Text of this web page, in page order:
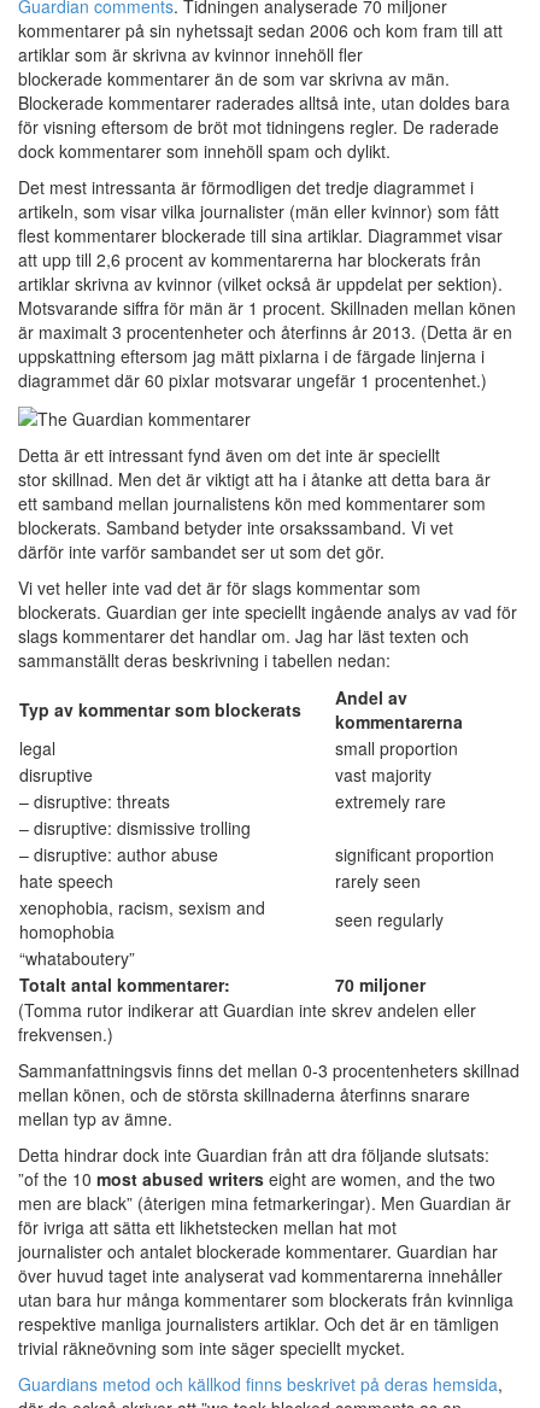
Guardian comments. Tidningen analyserade 70 miljoner
kommentarer på sin nyhetssajt sedan 2006 och kom fram till att
artiklar som är skrivna av kvinnor innehöll fler
blockerade kommentarer än de som var skrivna av män.
Blockerade kommentarer raderades alltså inte, utan doldes bara
för visning eftersom de bröt mot tidningens regler. De raderade
dock kommentarer som innehöll spam och dylikt.
Det mest intressanta är förmodligen det tredje diagrammet i
artikeln, som visar vilka journalister (män eller kvinnor) som fått
flest kommentarer blockerade till sina artiklar. Diagrammet visar
att upp till 2,6 procent av kommentarerna har blockerats från
artiklar skrivna av kvinnor (vilket också är uppdelat per sektion).
Motsvarande siffra för män är 1 procent. Skillnaden mellan könen
är maximalt 3 procentenheter och återfinns år 2013. (Detta är en
uppskattning eftersom jag mätt pixlarna i de färgade linjerna i
diagrammet där 60 pixlar motsvarar ungefär 1 procentenhet.)
Detta är ett intressant fynd även om det inte är speciellt
stor skillnad. Men det är viktigt att ha i åtanke att detta bara är
ett samband mellan journalistens kön med kommentarer som
blockerats. Samband betyder inte orsakssamband. Vi vet
därför inte varför sambandet ser ut som det gör.
Vi vet heller inte vad det är för slags kommentar som
blockerats. Guardian ger inte speciellt ingående analys av vad för
slags kommentarer det handlar om. Jag har läst texten och
sammanställt deras beskrivning i tabellen nedan:
Typ av kommentar som blockerats
Andel av
kommentarerna
legal
small proportion
disruptive
vast majority
– disruptive: threats
extremely rare
– disruptive: dismissive trolling
– disruptive: author abuse
significant proportion
hate speech
rarely seen
xenophobia, racism, sexism and
homophobia
seen regularly
“whataboutery”
Totalt antal kommentarer:
70 miljoner
(Tomma rutor indikerar att Guardian inte skrev andelen eller
frekvensen.)
Sammanfattningsvis finns det mellan 0-3 procentenheters skillnad
mellan könen, och de största skillnaderna återfinns snarare
mellan typ av ämne.
Detta hindrar dock inte Guardian från att dra följande slutsats:
”of the 10 most abused writers eight are women, and the two
men are black” (återigen mina fetmarkeringar). Men Guardian är
för ivriga att sätta ett likhetstecken mellan hat mot
journalister och antalet blockerade kommentarer. Guardian har
över huvud taget inte analyserat vad kommentarerna innehåller
utan bara hur många kommentarer som blockerats från kvinnliga
respektive manliga journalisters artiklar. Och det är en tämligen
trivial räkneövning som inte säger speciellt mycket.
Guardians metod och källkod finns beskrivet på deras hemsida,